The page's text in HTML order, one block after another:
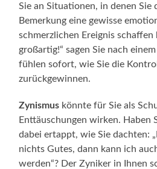
Sie an Situationen, in denen Sie
Bemerkung eine gewisse
schmerzlichen Ereignis schaffen
großartig!“ sagen Sie nach
fühlen sofort, wie Sie die
zurückgewinnen.
Zynismus könnte für Sie als
Enttäuschungen wirken. Haben
dabei ertappt, wie Sie dachten:
nichts Gutes, dann kann ich
werden“? Der Zyniker in Ihnen